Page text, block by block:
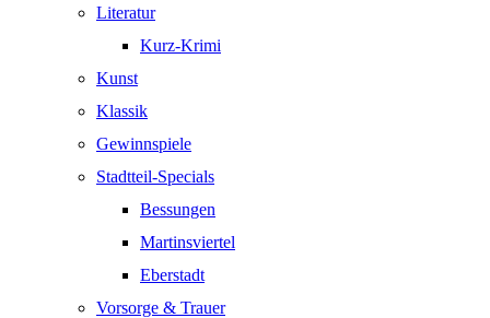
Literatur
Kurz-Krimi
Kunst
Klassik
Gewinnspiele
Stadtteil-Specials
Bessungen
Martinsviertel
Eberstadt
Vorsorge & Trauer